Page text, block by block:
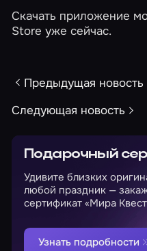
Скачать приложение
Store уже сейчас.
Предыдущая новость
Следующая новость
Подарочный
Удивите близких
любой праздник —
сертификат «Мира
Узнать подробности